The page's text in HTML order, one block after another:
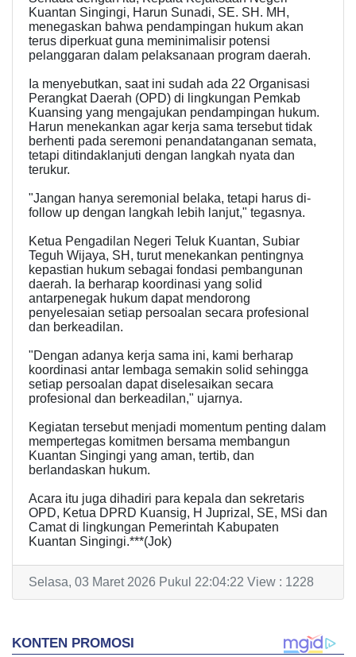
Kuantan Singingi, Harun Sunadi, SE. SH. MH,
menegaskan bahwa pendampingan hukum akan
terus diperkuat guna meminimalisir potensi
pelanggaran dalam pelaksanaan program daerah.
Ia menyebutkan, saat ini sudah ada 22 Organisasi
Perangkat Daerah (OPD) di lingkungan Pemkab
Kuansing yang mengajukan pendampingan hukum.
Harun menekankan agar kerja sama tersebut tidak
berhenti pada seremoni penandatanganan semata,
tetapi ditindaklanjuti dengan langkah nyata dan
terukur.
"Jangan hanya seremonial belaka, tetapi harus di-
follow up dengan langkah lebih lanjut," tegasnya.
Ketua Pengadilan Negeri Teluk Kuantan, Subiar
Teguh Wijaya, SH, turut menekankan pentingnya
kepastian hukum sebagai fondasi pembangunan
daerah. Ia berharap koordinasi yang solid
antarpenegak hukum dapat mendorong
penyelesaian setiap persoalan secara profesional
dan berkeadilan.
"Dengan adanya kerja sama ini, kami berharap
koordinasi antar lembaga semakin solid sehingga
setiap persoalan dapat diselesaikan secara
profesional dan berkeadilan," ujarnya.
Kegiatan tersebut menjadi momentum penting dalam
mempertegas komitmen bersama membangun
Kuantan Singingi yang aman, tertib, dan
berlandaskan hukum.
Acara itu juga dihadiri para kepala dan sekretaris
OPD, Ketua DPRD Kuansig, H Juprizal, SE, MSi dan
Camat di lingkungan Pemerintah Kabupaten
Kuantan Singingi.***(Jok)
Selasa, 03 Maret 2026 Pukul 22:04:22 View : 1228